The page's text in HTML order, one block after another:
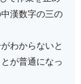
漢数字の三の
わからないと
が普通になっ